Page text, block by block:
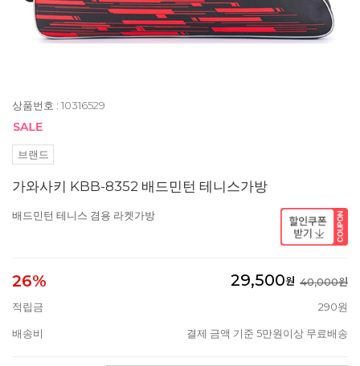
상품번호 : 10316529
브랜드
가와사키 KBB-8352 배드민턴 테니스가방
배드민턴 테니스 겸용 라켓가방
26% 29,500원 40,000원
적립금
290원
배송비 결제 금액 기준 5만원이상 무료배송